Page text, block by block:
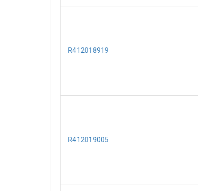
R412018919
R412019005